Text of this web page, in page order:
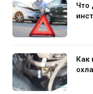
Что
Как